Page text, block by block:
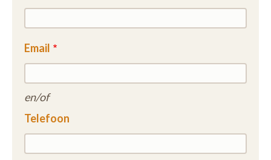
Email
en/of
Telefoon